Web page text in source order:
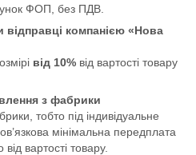
ФОП, без ПДВ.
компанією «Нова
від 10% від вартості товару
з фабрики
тобто під індивідуальне
мінімальна передплата
вартості товару.